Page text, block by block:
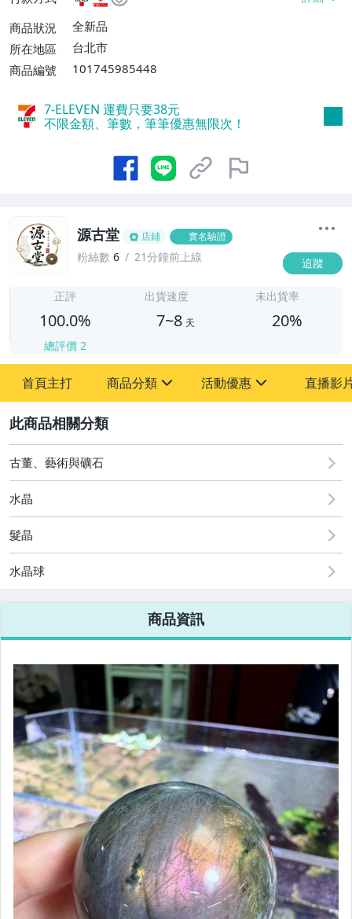
不付款【免運費】、萊爾富取貨付款【單件
運費$60、滿5件或消費滿$1298免運
費】、宅配/貨運【單件運費$120、滿5件
商品狀況
全新品
所在地區
台北市
商品編號
101745985448
7-ELEVEN 運費只要38元
不限金額、筆數，筆筆優惠無限次！
源古堂 店鋪 實名驗證
粉絲數 6 21分鐘前上線 追蹤
正評
100.0%
總評價 2
出貨速度
7~8 天
未出貨率
20%
首頁主打 商品分類
其它
活動優惠
[全店] 周年慶
[全店] 粉絲專享
直播影
古董、藝術與礦石
水晶
髮晶
水晶球
商品資訊